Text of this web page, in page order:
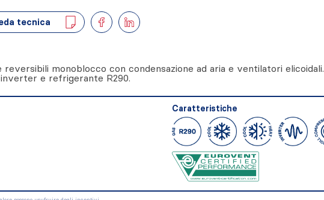
tecnica
monoblocco con condensazione ad aria e ventilatori elicoidali.
e refrigerante R290.
Caratteristiche